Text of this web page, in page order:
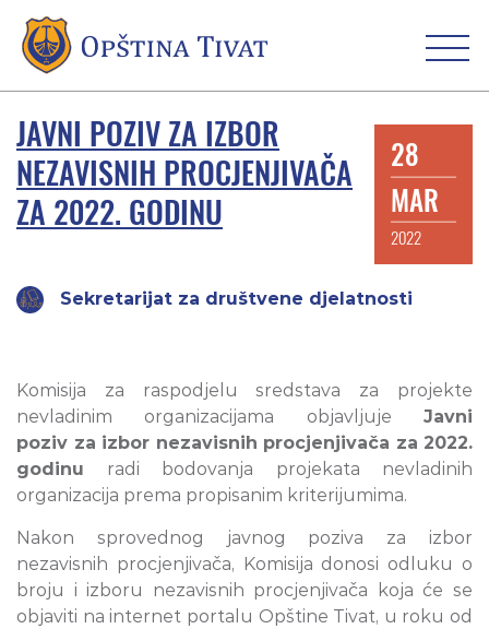
JAVNI POZIV ZA IZBOR
NEZAVISNIH PROCJENJIVAČA
ZA 2022. GODINU
28
MAR
2022
Sekretarijat za društvene djelatnosti
Komisija za raspodjelu sredstava za projekte
nevladinim organizacijama objavljuje Javni
poziv za izbor nezavisnih procjenjivača za 2022.
godinu radi bodovanja projekata nevladinih
organizacija prema propisanim kriterijumima.
Nakon sprovednog javnog poziva za izbor
nezavisnih procjenjivača, Komisija donosi odluku o
broju i izboru nezavisnih procjenjivača koja će se
objaviti na internet portalu Opštine Tivat, u roku od